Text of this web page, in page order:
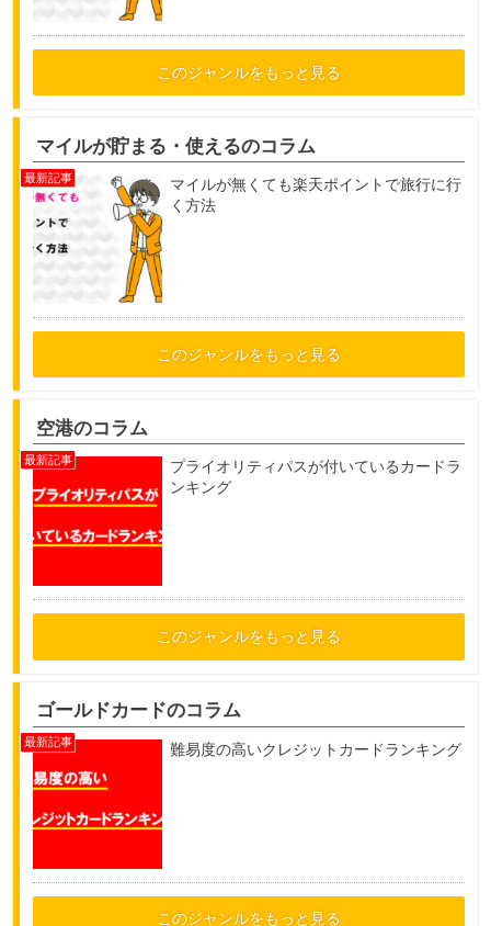
このジャンルをもっと見る
マイルが貯まる・使えるのコラム
マイルが無くても楽天ポイントで旅行に行
く方法
このジャンルをもっと見る
空港のコラム
プライオリティパスが付いているカードラ
ンキング
このジャンルをもっと見る
ゴールドカードのコラム
難易度の高いクレジットカードランキング
このジャンルをもっと見る